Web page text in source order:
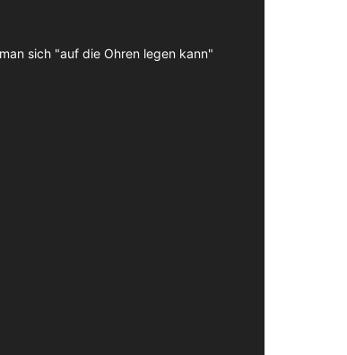
sich "auf die Ohren legen kann"